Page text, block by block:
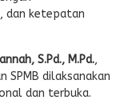
dan ketepatan
S.Pd., M.Pd.,
SPMB dilaksanakan
dan terbuka.